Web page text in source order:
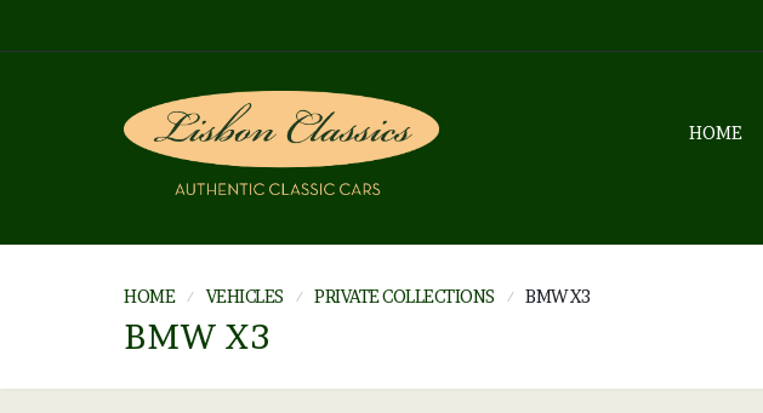
HOME
HOME VEHICLES PRIVATE COLLECTIONS BMW X3
BMW X3